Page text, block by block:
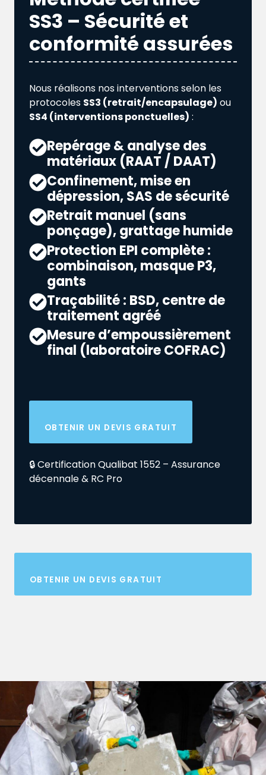
SS3 – Sécurité et
conformité assurées
Nous réalisons nos interventions selon les
protocoles SS3 (retrait/encapsulage) ou
SS4 (interventions ponctuelles) :
Repérage & analyse des
matériaux (RAAT / DAAT)
Confinement, mise en
dépression, SAS de sécurité
Retrait manuel (sans
ponçage), grattage humide
Protection EPI complète :
combinaison, masque P3,
gants
Traçabilité : BSD, centre de
traitement agréé
Mesure d’empoussièrement
final (laboratoire COFRAC)
OBTENIR UN DEVIS GRATUIT
🔒 Certification Qualibat 1552 – Assurance
décennale & RC Pro
OBTENIR UN DEVIS GRATUIT